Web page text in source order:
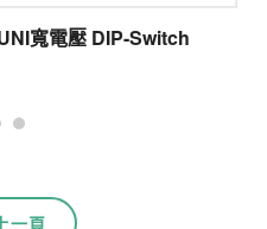
寬電壓 DIP-Switch
一頁